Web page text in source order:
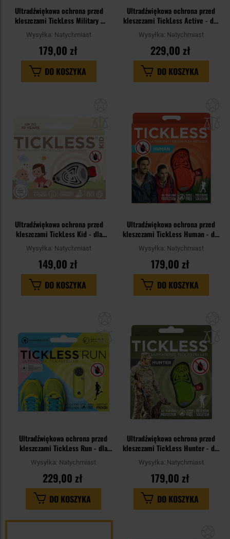
Ultradźwiękowa ochrona przed
kleszczami TickLess Military -
dla ludzi - Beige
Wysyłka: Natychmiast
179,00 zł
DO KOSZYKA
Ultradźwiękowa ochrona przed
kleszczami TickLess Active - dla
ludzi - Green
Wysyłka: Natychmiast
229,00 zł
DO KOSZYKA
schowka
Ultradźwiękowa ochrona przed
kleszczami TickLess Kid - dla
dzieci - Beige
Wysyłka: Natychmiast
149,00 zł
DO KOSZYKA
Ultradźwiękowa ochrona przed
kleszczami TickLess Human - dla
ludzi - Orange
Wysyłka: Natychmiast
179,00 zł
DO KOSZYKA
schowka
Ultradźwiękowa ochrona przed
kleszczami TickLess Run - dla
ludzi - UV Yellow
Wysyłka: Natychmiast
229,00 zł
DO KOSZYKA
Ultradźwiękowa ochrona przed
kleszczami TickLess Hunter - dla
myśliwych - Green
Wysyłka: Natychmiast
179,00 zł
DO KOSZYKA